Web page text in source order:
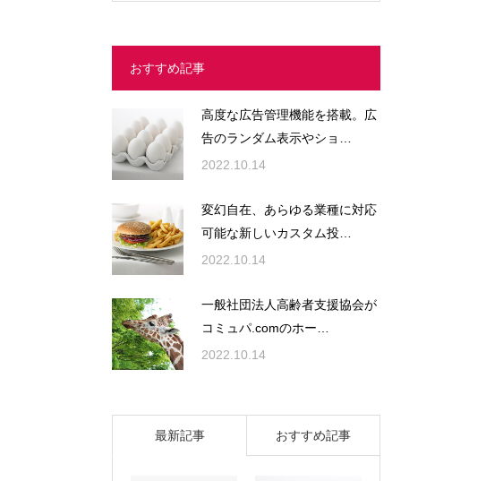
おすすめ記事
高度な広告管理機能を搭載。広
告のランダム表示やショ…
2022.10.14
変幻自在、あらゆる業種に対応
可能な新しいカスタム投…
2022.10.14
一般社団法人高齢者支援協会が
コミュパ.comのホー…
2022.10.14
最新記事 おすすめ記事